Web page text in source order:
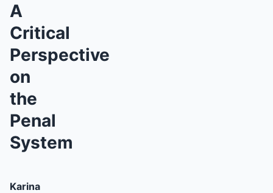
A
Critical
Perspective
on
the
Penal
System
Karina